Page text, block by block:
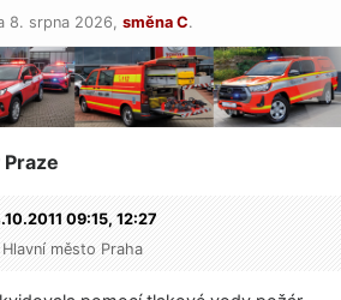
8. srpna 2026, směna C.
Praze
09:15, 12:27
Hlavní město Praha